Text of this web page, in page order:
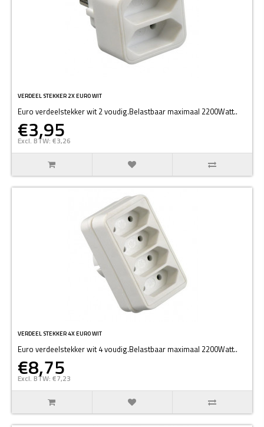
VERDEEL STEKKER 2X EURO WIT
Euro verdeelstekker wit 2 voudig.Belastbaar maximaal 2200Watt..
€3,95
Excl. BTW: €3,26
VERDEEL STEKKER 4X EURO WIT
Euro verdeelstekker wit 4 voudig.Belastbaar maximaal 2200Watt..
€8,75
Excl. BTW: €7,23